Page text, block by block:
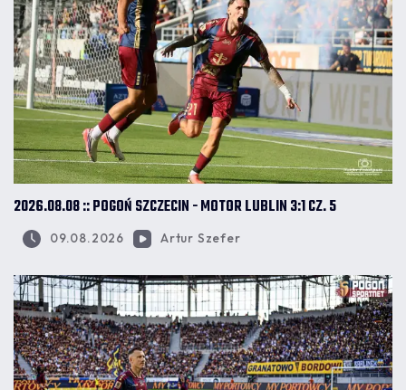
2026.08.08 :: POGOŃ SZCZECIN - MOTOR LUBLIN 3:1 CZ. 5
09.08.2026 Artur Szefer